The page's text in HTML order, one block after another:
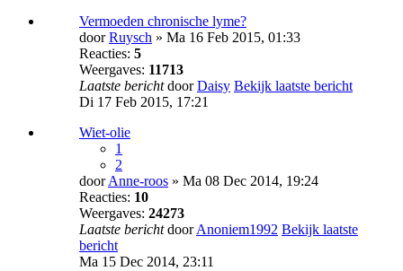
Vermoeden chronische lyme?
doorRuysch » Ma 16 Feb 2015, 01:33
Reacties: 5
Weergaves: 11713
Laatste berichtdoorDaisy Bekijk laatste bericht
Di 17 Feb 2015, 17:21
Wiet-olie
1
2
doorAnne-roos » Ma 08 Dec 2014, 19:24
Reacties: 10
Weergaves: 24273
Laatste berichtdoorAnoniem1992 Bekijk laatste
bericht
Ma 15 Dec 2014, 23:11